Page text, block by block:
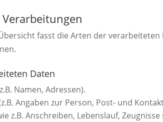
fasst die Arten der
Daten
Namen, Adressen).
Angaben zur Person, Post- und
z.B. Anschreiben, Lebenslauf,